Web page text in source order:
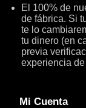
El 100% de
de fábrica. Si
te lo
tu dinero (en
previa
experiencia
Mi Cuenta